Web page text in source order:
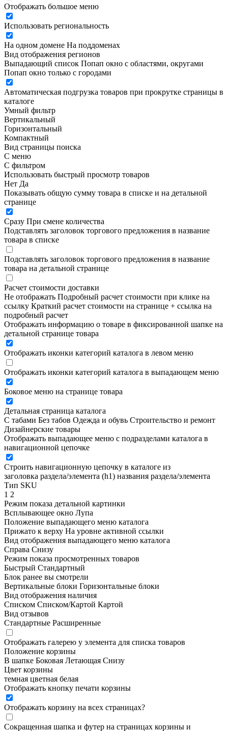
Отображать большое меню
Использовать региональность
На одном домене На поддоменах
Вид отображения регионов
Выпадающий список Попап окно c областями, округами
Попап окно только с городами
Автоматическая подгрузка товаров при прокрутке страницы в
каталоге
Умный фильтр
Вертикальный
Горизонтальный
Компактный
Вид страницы поиска
С меню
С фильтром
Использовать быстрый просмотр товаров
Нет Да
Показывать общую сумму товара в списке и на детальной
странице
Сразу При смене количества
Подставлять заголовок торгового предложения в название
товара в списке
Подставлять заголовок торгового предложения в название
товара на детальной странице
Расчет стоимости доставки
Не отображать Подробный расчет стоимости при клике на
ссылку Краткий расчет стоимости на странице + ссылка на
подробный расчет
Отображать информацию о товаре в фиксированной шапке на
детальной странице товара
Отображать иконки категорий каталога в левом меню
Отображать иконки категорий каталога в выпадающем меню
Боковое меню на странице товара
Детальная страница каталога
С табами Без табов Одежда и обувь Строительство и ремонт
Дизайнерские товары
Отображать выпадающее меню с подразделами каталога в
навигационной цепочке
Строить навигационную цепочку в каталоге из
заголовка раздела/элемента (h1) названия раздела/элемента
Тип SKU
1 2
Режим показа детальной картинки
Всплывающее окно Лупа
Положение выпадающего меню каталога
Прижато к верху На уровне активной ссылки
Вид отображения выпадающего меню каталога
Справа Снизу
Режим показа просмотренных товаров
Быстрый Стандартный
Блок ранее вы смотрели
Вертикальные блоки Горизонтальные блоки
Вид отображения наличия
Списком Списком/Картой Картой
Вид отзывов
Стандартные Расширенные
Отображать галерею у элемента для списка товаров
Положение корзины
В шапке Боковая Летающая Снизу
Цвет корзины
темная цветная белая
Отображать кнопку печати корзины
Отображать корзину на всех страницах?
Сокращенная шапка и футер на страницах корзины и